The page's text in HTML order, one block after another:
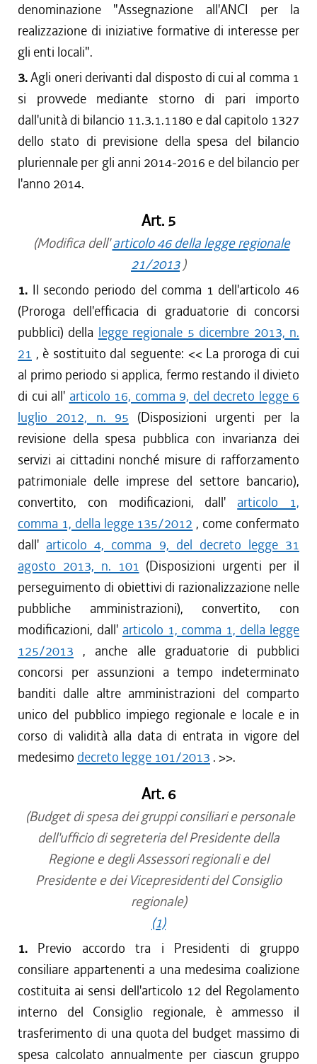
denominazione "Assegnazione all'ANCI per la
realizzazione di iniziative formative di interesse per
gli enti locali".
3.Agli oneri derivanti dal disposto di cui al comma 1
si provvede mediante storno di pari importo
dall'unità di bilancio 11.3.1.1180 e dal capitolo 1327
dello stato di previsione della spesa del bilancio
pluriennale per gli anni 2014-2016 e del bilancio per
l'anno 2014.
Art. 5
(Modifica dell'articolo 46 della legge regionale
21/2013)
1. Il secondo periodo del comma 1 dell'articolo 46
(Proroga dell'efficacia di graduatorie di concorsi
pubblici) della legge regionale 5 dicembre 2013, n.
21 , è sostituito dal seguente: << La proroga di cui
al primo periodo si applica, fermo restando il divieto
di cui all' articolo 16, comma 9, del decreto legge 6
luglio 2012, n. 95 (Disposizioni urgenti per la
revisione della spesa pubblica con invarianza dei
servizi ai cittadini nonché misure di rafforzamento
patrimoniale delle imprese del settore bancario),
convertito, con modificazioni, dall' articolo 1,
comma 1, della legge 135/2012 , come confermato
dall' articolo 4, comma 9, del decreto legge 31
agosto 2013, n. 101 (Disposizioni urgenti per il
perseguimento di obiettivi di razionalizzazione nelle
pubbliche amministrazioni), convertito, con
modificazioni, dall' articolo 1, comma 1, della legge
125/2013 , anche alle graduatorie di pubblici
concorsi per assunzioni a tempo indeterminato
banditi dalle altre amministrazioni del comparto
unico del pubblico impiego regionale e locale e in
corso di validità alla data di entrata in vigore del
medesimo decreto legge 101/2013 . >>.
Art. 6
(Budget di spesa dei gruppi consiliari e personale
dell'ufficio di segreteria del Presidente della
Regione e degli Assessori regionali e del
Presidente e dei Vicepresidenti del Consiglio
regionale)
(1)
1. Previo accordo tra i Presidenti di gruppo
consiliare appartenenti a una medesima coalizione
costituita ai sensi dell'articolo 12 del Regolamento
interno del Consiglio regionale, è ammesso il
trasferimento di una quota del budget massimo di
spesa calcolato annualmente per ciascun gruppo